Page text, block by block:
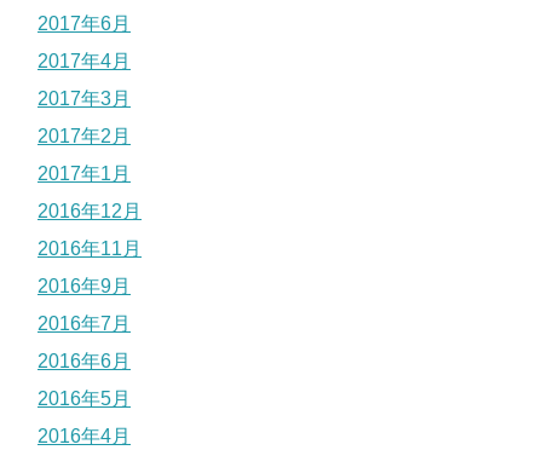
2017年6月
2017年4月
2017年3月
2017年2月
2017年1月
2016年12月
2016年11月
2016年9月
2016年7月
2016年6月
2016年5月
2016年4月